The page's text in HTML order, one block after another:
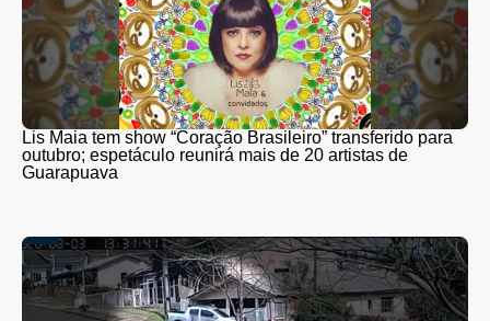
Lis Maia tem show “Coração Brasileiro” transferido para
outubro; espetáculo reunirá mais de 20 artistas de
Guarapuava